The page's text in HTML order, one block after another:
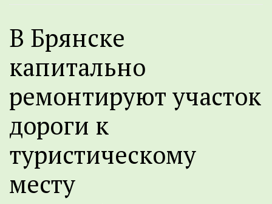
В Брянске
капитально
ремонтируют участок
дороги к
туристическому
месту